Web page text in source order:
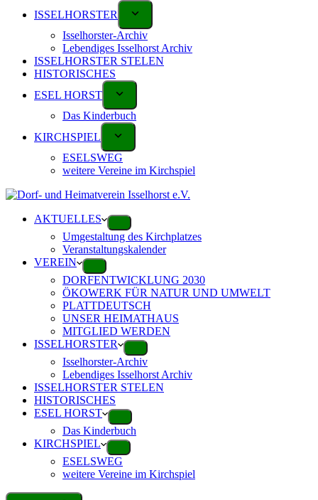
ISSELHORSTER
Isselhorster-Archiv
Lebendiges Isselhorst Archiv
ISSELHORSTER STELEN
HISTORISCHES
ESEL HORST
Das Kinderbuch
KIRCHSPIEL
ESELSWEG
weitere Vereine im Kirchspiel
AKTUELLES
Umgestaltung des Kirchplatzes
Veranstaltungskalender
VEREIN
DORFENTWICKLUNG 2030
ÖKOWERK FÜR NATUR UND UMWELT
PLATTDEUTSCH
UNSER HEIMATHAUS
MITGLIED WERDEN
ISSELHORSTER
Isselhorster-Archiv
Lebendiges Isselhorst Archiv
ISSELHORSTER STELEN
HISTORISCHES
ESEL HORST
Das Kinderbuch
KIRCHSPIEL
ESELSWEG
weitere Vereine im Kirchspiel